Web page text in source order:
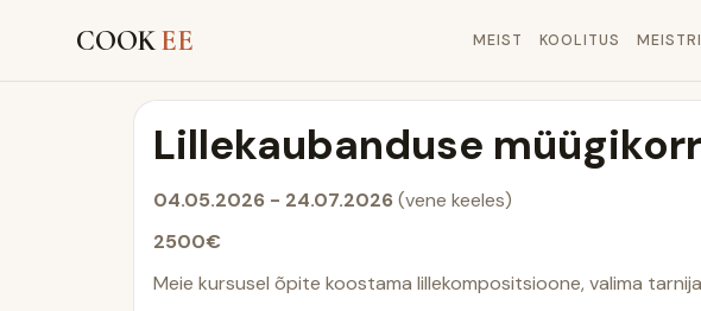
COOKEE MEIST KOOLITUS
Lillekaubanduse
04.05.2026 - 24.07.2026(vene keeles)
2500€
Meie kursusel õpite koostama lillekompositsioone, valima